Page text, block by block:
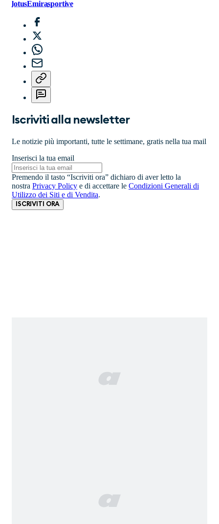
lotusEmirasportive
Iscriviti alla newsletter
Le notizie più importanti, tutte le settimane, gratis nella tua mail
Inserisci la tua email
Premendo il tasto “Iscriviti ora” dichiaro di aver letto la
nostra Privacy Policy e di accettare le Condizioni Generali di
Utilizzo dei Siti e di Vendita.
ISCRIVITI ORA